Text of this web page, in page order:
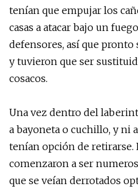
tenían que empujar los
casas a atacar bajo un
defensores, así que
y tuvieron que ser
cosacos.
Una vez dentro del
a bayoneta o cuchillo, y ni
tenían opción de retirarse.
comenzaron a ser
que se veían derrotados